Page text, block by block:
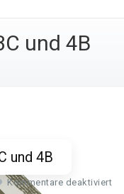
und 4B
und 4B
Kommentare deaktiviert